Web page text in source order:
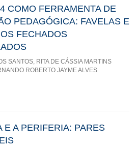
COMO FERRAMENTA DE
PEDAGÓGICA: FAVELAS E
FECHADOS
SANTOS, RITA DE CÁSSIA MARTINS
ROBERTO JAYME ALVES
E A PERIFERIA: PARES